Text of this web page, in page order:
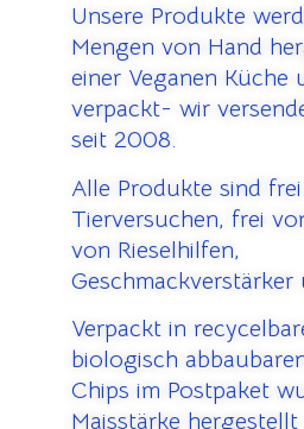
Unsere Produkte
Mengen von Hand
einer Veganen Küche
verpackt- wir
seit 2008.
Alle Produkte sind
Tierversuchen, frei
von Rieselhilfen,
Geschmackverstärker
Verpackt in
biologisch
Chips im Postpaket
Maisstärke